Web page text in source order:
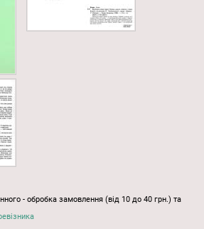
- обробка замовлення (від 10 до 40 грн.) та